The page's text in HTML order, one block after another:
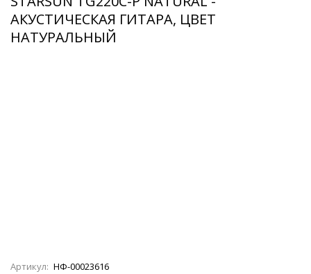
АКУСТИЧЕСКАЯ ГИТАРА, ЦВЕТ
НАТУРАЛЬНЫЙ
Артикул: НФ-00023616